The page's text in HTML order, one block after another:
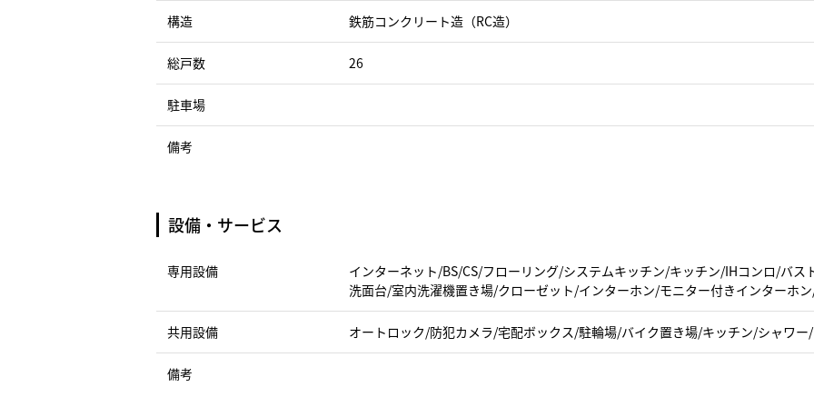
構造 鉄筋コンクリート造（RC造）
総戸数 26
駐車場
備考
設備・サービス
専用設備
インターネット/BS/CS/フローリング/システムキッチン/キッチン/IHコンロ/バ
洗面台/室内洗濯機置き場/クローゼット/インターホン/モニター付きインターホ
共用設備 オートロック/防犯カメラ/宅配ボックス/駐輪場/バイク置き場/キッチン/シャワ
備考